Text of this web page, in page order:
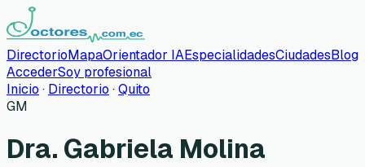
DirectorioMapaOrientador IAEspecialidadesCiudadesBlog
AccederSoy profesional
Inicio · Directorio ·Quito
GM
Dra. Gabriela Molina